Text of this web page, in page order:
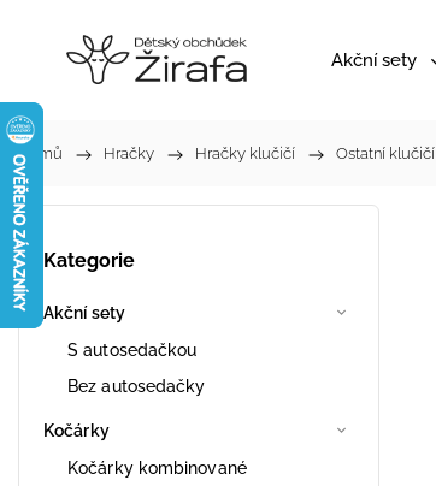
Akční sety
Domů / Hračky / Hračky klučičí / Ostatní klučičí
Kategorie
Akční sety
S autosedačkou
Bez autosedačky
Kočárky
Kočárky kombinované